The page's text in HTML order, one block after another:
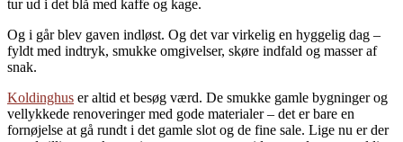
tur ud i det blå med kaffe og kage.
Og i går blev gaven indløst. Og det var virkelig en hyggelig dag –
fyldt med indtryk, smukke omgivelser, skøre indfald og masser af
snak.
Koldinghus er altid et besøg værd. De smukke gamle bygninger og
vellykkede renoveringer med gode materialer – det er bare en
fornøjelse at gå rundt i det gamle slot og de fine sale. Lige nu er der